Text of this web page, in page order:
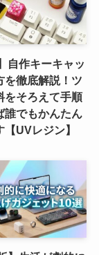
自作キーキャッ
を徹底解説！ツ
をそろえて手順
誰でもかんたん
UVレジン】